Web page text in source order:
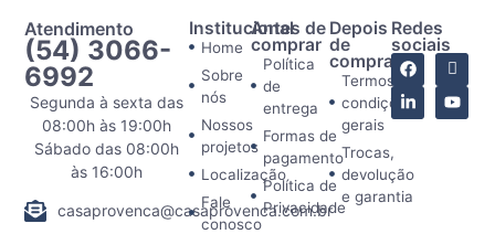
Atendimento
(54) 3066-
6992
Segunda à sexta das
08:00h às 19:00h
Sábado das 08:00h
às 16:00h
casaprovenca@casaprovenca.com.br
Institucional
Home
Sobre
nós
Nossos
projetos
Localização
Fale
conosco
Antes de
comprar
Política
de
entrega
Formas de
pagamento
Política de
Privacidade
Depois
de
comprar
Termos e
condições
gerais
Trocas,
devolução
e garantia
Redes
sociais